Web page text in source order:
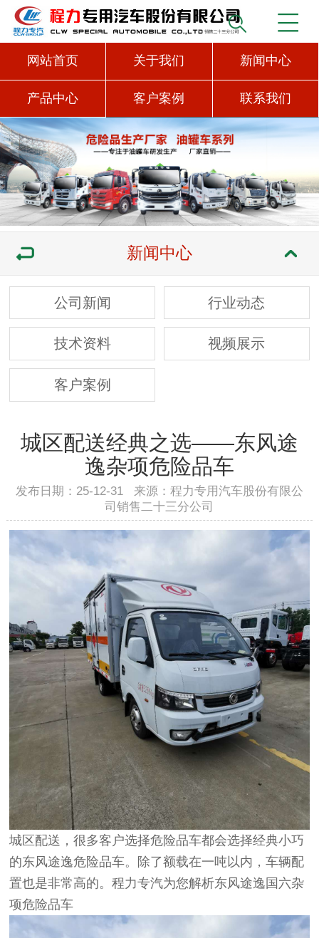
网站首页 关于我们 新闻中心
产品中心 客户案例 联系我们
新闻中心
公司新闻 行业动态
技术资料 视频展示
客户案例
城区配送经典之选——东风途
逸杂项危险品车
发布日期：25-12-31 来源：程力专用汽车股份有限公
司销售二十三分公司
城区配送，很多客户选择危险品车都会选择经典小巧
的东风途逸危险品车。除了额载在一吨以内，车辆配
置也是非常高的。程力专汽为您解析东风途逸国六杂
项危险品车